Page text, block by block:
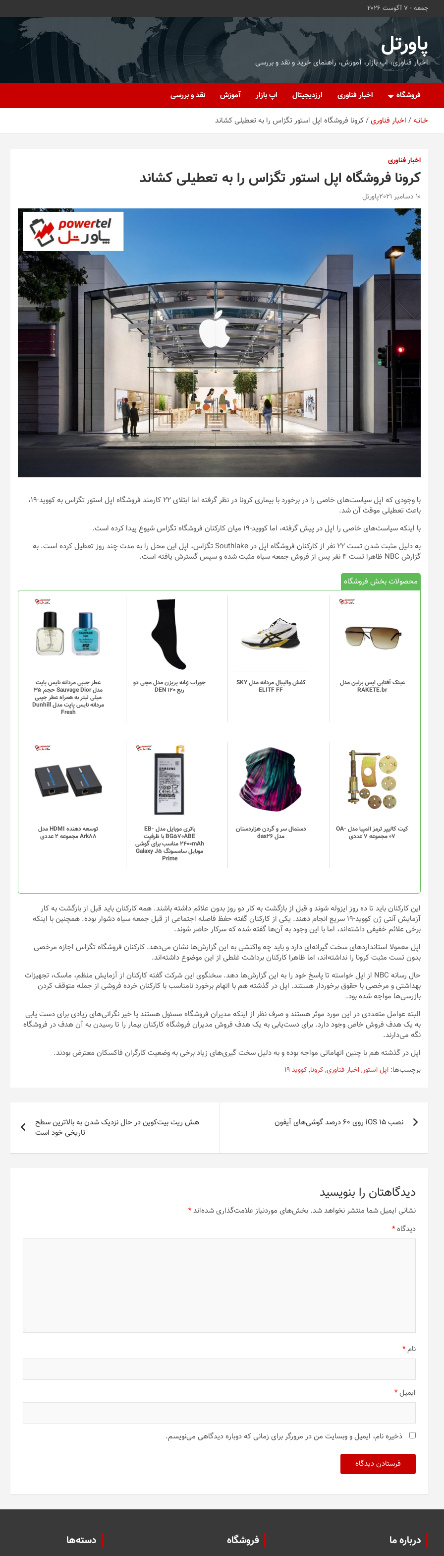
جمعه - 7 آگوست 2026
پاورتل
اخبار فناوری، اپ بازار، آموزش، راهنمای خرید و نقد و بررسی
فروشگاه اخبار فناوری ارزدیجیتال اپ بازار آموزش نقد و بررسی
خـانـه اخبار فناوری کرونا فروشگاه اپل استور تگزاس را به تعطیلی کشاند
اخبار فناوری
کرونا فروشگاه اپل استور تگزاس را به تعطیلی کشاند
10 دسامبر 2021 پاورتل
با وجودی که اپل سیاست‌های خاصی را در برخورد با بیماری کرونا در نظر گرفته اما ابتلای ۲۲ کارمند فروشگاه اپل استور تگزاس به کووید-۱۹،
باعث تعطیلی موقت آن شد.
با اینکه سیاست‌های خاصی را اپل در پیش گرفته، اما کووید-۱۹ میان کارکنان فروشگاه تگزاس شیوع پیدا کرده است.
به دلیل مثبت شدن تست ۲۲ نفر از کارکنان فروشگاه اپل در Southlake تگزاس، اپل این محل را به مدت چند روز تعطیل کرده است. به
گزارش NBC ظاهرا تست ۴ نفر پس از فروش جمعه سیاه مثبت شده و سپس گسترش یافته است.
محصولات بخش فروشگاه
عینک آفتابی ایس برلین مدل
RAKETE.br
کفش والیبال مردانه مدل SKY
ELITF FF
دارای
انواع
مختلفی
گزینه
ها
محصول
انتخاب
شوند
جوراب زنانه پریزن مدل مچی دو
ربع DEN 120
این
محصول
دارای
انواع
مختلفی
می
گزینه
ها
محصول
انتخاب
شوند
عطر جیبی مردانه نایس پاپت
مدل Sauvage Dior حجم 35
میلی لیتر به همراه عطر جیبی
مردانه نایس پاپت مدل Dunhill
Fresh
کیت کالیپر ترمز المپیا مدل OA-
07 مجموعه 7 عددی
دستمال سر و گردن هزاردستان
مدل das26
این
محصول
دارای
انواع
مختلفی
می
گزینه
ها
محصول
انتخاب
شوند
باتری موبایل مدل EB-
BG570ABE با ظرفیت
2400mAh مناسب برای گوشی
موبایل سامسونگ Galaxy J5
Prime
توسعه دهنده HDMI مدل
Ark88 مجموعه 2 عددی
این کارکنان باید تا ده روز ایزوله شوند و قبل از بازگشت به کار دو روز بدون علائم داشته باشند. همه کارکنان باید قبل از بازگشت به کار
آزمایش آنتی ژن کووید-۱۹ سریع انجام دهند. یکی از کارکنان گفته حفظ فاصله اجتماعی از قبل جمعه سیاه دشوار بوده. همچنین با اینکه
برخی علائم خفیفی داشته‌اند، اما با این وجود به آن‌ها گفته شده که سرکار حاضر شوند.
اپل معمولا استانداردهای سخت گیرانه‌ای دارد و باید چه واکنشی به این گزارش‌ها نشان می‌دهد. کارکنان فروشگاه تگزاس اجازه مرخصی
بدون تست مثبت کرونا را نداشته‌اند، اما ظاهرا کارکنان برداشت غلطی از این موضوع داشته‌اند.
حال رسانه NBC از اپل خواسته تا پاسخ خود را به این گزارش‌ها دهد. سخنگوی این شرکت گفته کارکنان از آزمایش منظم، ماسک، تجهیزات
بهداشتی و مرخصی با حقوق برخوردار هستند. اپل در گذشته هم با اتهام برخورد نامناسب با کارکنان خرده فروشی از جمله متوقف کردن
بازرسی‌ها مواجه شده بود.
البته عوامل متعددی در این مورد موثر هستند و صرف نظر از اینکه مدیران فروشگاه مسئول هستند یا خیر نگرانی‌های زیادی برای دست یابی
به یک هدف فروش خاص وجود دارد. برای دست‌یابی به یک هدف فروش مدیران فروشگاه کارکنان بیمار را تا رسیدن به آن هدف در فروشگاه
نگه می‌دارند.
اپل در گذشته هم با چنین اتهاماتی مواجه بوده و به دلیل سخت گیری‌های زیاد برخی به وضعیت کارگران فاکسکان معترض بودند.
برچسب‌ها: اپل استور,اخبار فناوری,کرونا,کووید 19
راهبری
نوشته
نصب iOS 15 روی ۶۰ درصد گوشی‌های آیفون
هش ریت بیت‌کوین در حال نزدیک شدن به بالاترین سطح
تاریخی خود است
دیدگاهتان را بنویسید
نشانی ایمیل شما منتشر نخواهد شد. بخش‌های موردنیاز علامت‌گذاری شده‌اند*
دیدگاه*
نام*
ایمیل*
ذخیره نام، ایمیل و وبسایت من در مرورگر برای زمانی که دوباره دیدگاهی می‌نویسم.
درباره ما فروشگاه دسته‌ها